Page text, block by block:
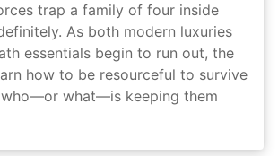
trap a family of four inside
As both modern luxuries
essentials begin to run out, the
how to be resourceful to survive
what—is keeping them